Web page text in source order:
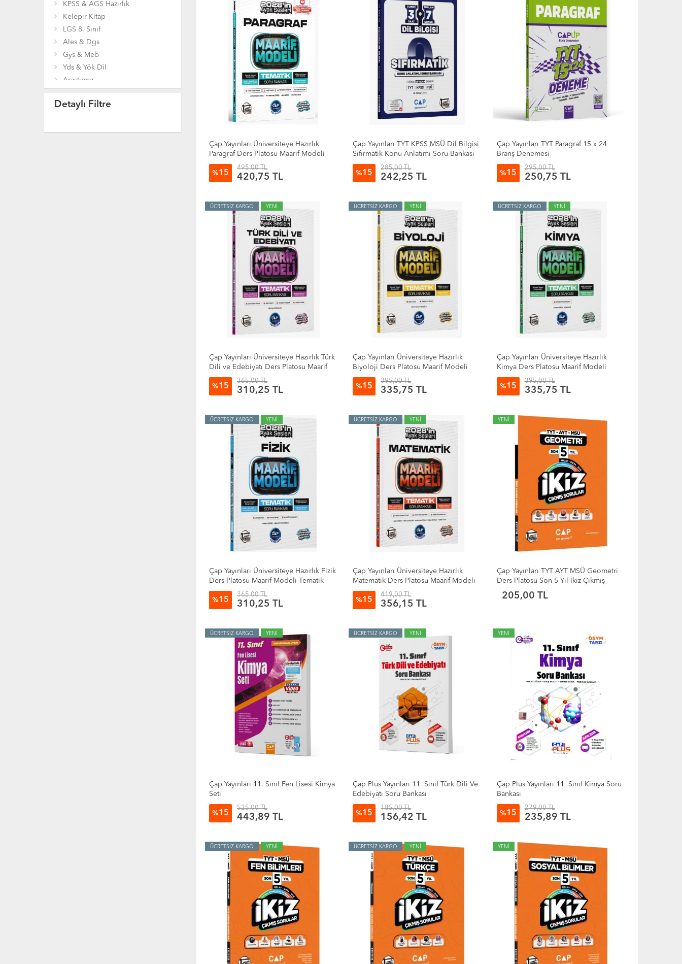
KPSS & AGS Hazırlık
Kelepir Kitap
LGS 8. Sınıf
Ales & Dgs
Gys & Meb
Yds & Yök Dil
Araştırma
Bilim Mühendislik
Detaylı Filtre
Çap Yayınları Üniversiteye Hazırlık
Paragraf Ders Platosu Maarif Modeli
Tematik Soru Bankası
%15
495,00 TL
420,75 TL
Çap Yayınları TYT KPSS MSÜ Dil Bilgisi
Sıfırmatik Konu Anlatımı Soru Bankası
%15
285,00 TL
242,25 TL
Çap Yayınları TYT Paragraf 15 x 24
Branş Denemesi
%15
295,00 TL
250,75 TL
ÜCRETSİZ KARGO YENİ
Çap Yayınları Üniversiteye Hazırlık Türk
Dili ve Edebiyatı Ders Platosu Maarif
Modeli Tematik Soru Bankası
%15
365,00 TL
310,25 TL
ÜCRETSİZ KARGO YENİ
Çap Yayınları Üniversiteye Hazırlık
Biyoloji Ders Platosu Maarif Modeli
Tematik Soru Bankası
%15
395,00 TL
335,75 TL
ÜCRETSİZ KARGO YENİ
Çap Yayınları Üniversiteye Hazırlık
Kimya Ders Platosu Maarif Modeli
Tematik Soru Bankası
%15
395,00 TL
335,75 TL
ÜCRETSİZ KARGO YENİ
Çap Yayınları Üniversiteye Hazırlık Fizik
Ders Platosu Maarif Modeli Tematik
Soru Bankası
%15
365,00 TL
310,25 TL
ÜCRETSİZ KARGO YENİ
Çap Yayınları Üniversiteye Hazırlık
Matematik Ders Platosu Maarif Modeli
Tematik Soru Bankası
%15
419,00 TL
356,15 TL
YENİ
Çap Yayınları TYT AYT MSÜ Geometri
Ders Platosu Son 5 Yıl İkiz Çıkmış
Sorular
205,00 TL
ÜCRETSİZ KARGO YENİ
Çap Yayınları 11. Sınıf Fen Lisesi Kimya
Seti
%15
525,00 TL
443,89 TL
ÜCRETSİZ KARGO YENİ
Çap Plus Yayınları 11. Sınıf Türk Dili Ve
Edebiyatı Soru Bankası
%15
185,00 TL
156,42 TL
YENİ
Çap Plus Yayınları 11. Sınıf Kimya Soru
Bankası
%15
279,00 TL
235,89 TL
ÜCRETSİZ KARGO YENİ ÜCRETSİZ KARGO YENİ YENİ